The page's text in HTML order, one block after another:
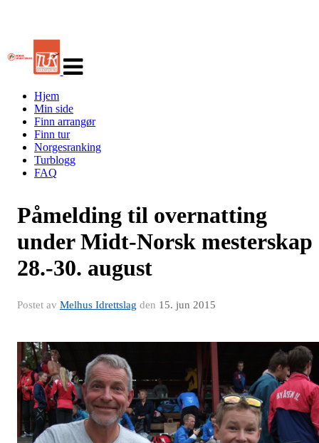
navigasjon
Hjem
Min side
Finn arrangør
Finn tur
Norgesranking
Turblogg
FAQ
Påmelding til overnatting
under Midt-Norsk mesterskap
28.-30. august
Postet av Melhus Idrettslag den 15. jun 2015